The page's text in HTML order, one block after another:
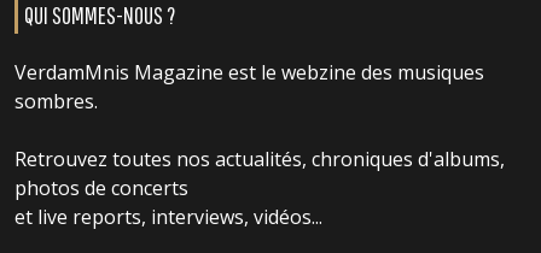
QUI SOMMES-NOUS ?
VerdamMnis Magazine est le webzine des musiques
sombres.
Retrouvez toutes nos actualités, chroniques d'albums,
photos de concerts
et live reports, interviews, vidéos...